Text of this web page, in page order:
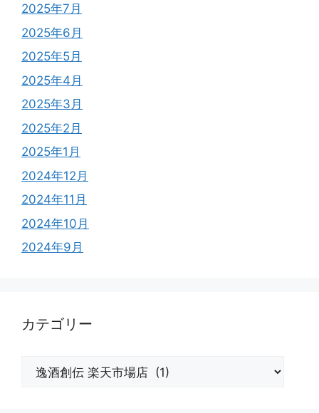
2025年7月
2025年6月
2025年5月
2025年4月
2025年3月
2025年2月
2025年1月
2024年12月
2024年11月
2024年10月
2024年9月
カテゴリー